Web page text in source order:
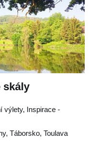
skály
výlety, Inspirace -
, Táborsko, Toulava